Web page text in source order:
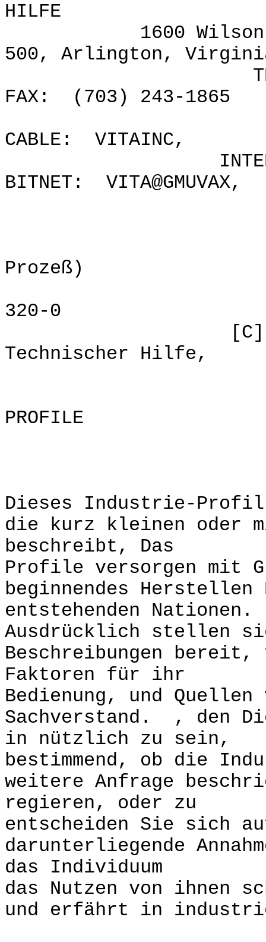
HILFE
1600 Wilson
500, Arlington, Virginia
FAX: (703) 243-1865
CABLE: VITAINC,
INTERNET:
BITNET: VITA@GMUVAX,
Prozeß)
320-0
[C] 1991,
Technischer Hilfe,
PROFILE
Dieses Industrie-
die kurz kleinen oder
beschreibt, Das
Profile versorgen mit
beginnendes
entstehenden Nationen.
Ausdrücklich stellen
Beschreibungen
Faktoren für ihr
Bedienung, und
Sachverstand. , den
in nützlich zu sein,
bestimmend, ob die
weitere Anfrage
regieren, oder zu
entscheiden Sie sich
darunterliegende
das Individuum
das Nutzen von ihnen
und erfährt in